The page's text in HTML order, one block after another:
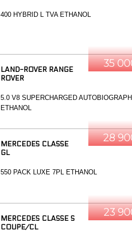
400 HYBRID L TVA ETHANOL
35
LAND-ROVER RANGE
ROVER
5.0 V8 SUPERCHARGED
ETHANOL
28
MERCEDES CLASSE
GL
550 PACK LUXE 7PL ETHANOL
23
MERCEDES CLASSE S
COUPE/CL